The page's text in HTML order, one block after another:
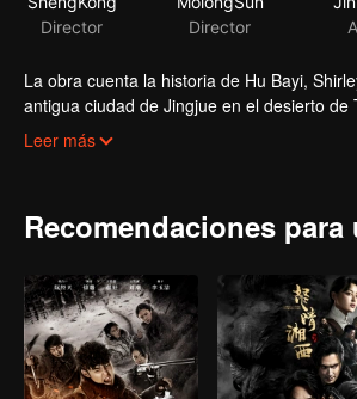
La obra cuenta la historia de Hu Bayi,
antigua ciudad de Jingjue en el desierto
en la frontera entre China y Mongolia.
ruinas de la antigua ciudad de Jingjue en
Leer más
Recomendaciones para